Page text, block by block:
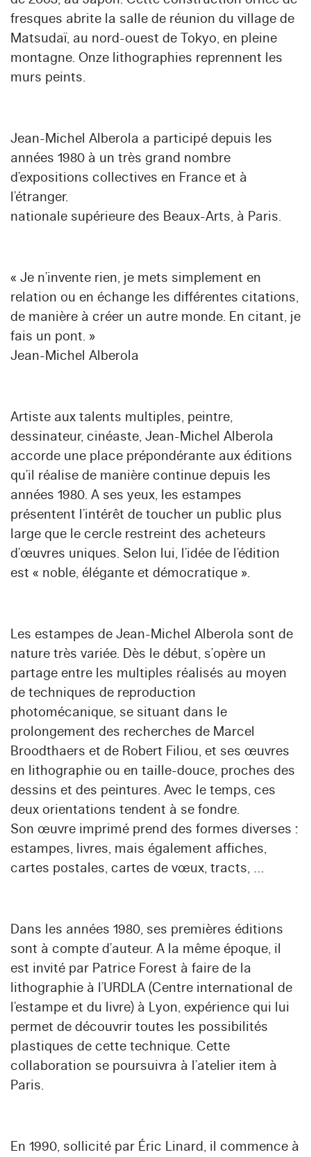
fresques abrite la salle de réunion du village de
Matsudaï, au nord-ouest de Tokyo, en pleine
montagne. Onze lithographies reprennent les
murs peints.
Jean-Michel Alberola a participé depuis les
années 1980 à un très grand nombre
d’expositions collectives en France et à
l’étranger.
nationale supérieure des Beaux-Arts, à Paris.
« Je n’invente rien, je mets simplement en
relation ou en échange les différentes citations,
de manière à créer un autre monde. En citant, je
fais un pont. »
Jean-Michel Alberola
Artiste aux talents multiples, peintre,
dessinateur, cinéaste, Jean-Michel Alberola
accorde une place prépondérante aux éditions
qu’il réalise de manière continue depuis les
années 1980. A ses yeux, les estampes
présentent l’intérêt de toucher un public plus
large que le cercle restreint des acheteurs
d’œuvres uniques. Selon lui, l’idée de l’édition
est « noble, élégante et démocratique ».
Les estampes de Jean-Michel Alberola sont de
nature très variée. Dès le début, s’opère un
partage entre les multiples réalisés au moyen
de techniques de reproduction
photomécanique, se situant dans le
prolongement des recherches de Marcel
Broodthaers et de Robert Filiou, et ses œuvres
en lithographie ou en taille-douce, proches des
dessins et des peintures. Avec le temps, ces
deux orientations tendent à se fondre.
Son œuvre imprimé prend des formes diverses :
estampes, livres, mais également affiches,
cartes postales, cartes de vœux, tracts, …
Dans les années 1980, ses premières éditions
sont à compte d’auteur. A la même époque, il
est invité par Patrice Forest à faire de la
lithographie à l’URDLA (Centre international de
l’estampe et du livre) à Lyon, expérience qui lui
permet de découvrir toutes les possibilités
plastiques de cette technique. Cette
collaboration se poursuivra à l’atelier item à
Paris.
En 1990, sollicité par Éric Linard, il commence à